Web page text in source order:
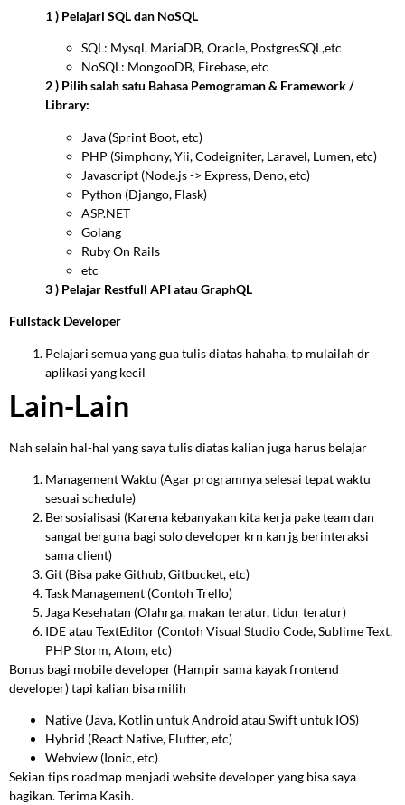
1 ) Pelajari SQL dan NoSQL
SQL: Mysql, MariaDB, Oracle, PostgresSQL,etc
NoSQL: MongooDB, Firebase, etc
2 ) Pilih salah satu Bahasa Pemograman & Framework /
Library:
Java (Sprint Boot, etc)
PHP (Simphony, Yii, Codeigniter, Laravel, Lumen, etc)
Javascript (Node.js -> Express, Deno, etc)
Python (Django, Flask)
ASP.NET
Golang
Ruby On Rails
etc
3 ) Pelajar Restfull API atau GraphQL
Fullstack Developer
Pelajari semua yang gua tulis diatas hahaha, tp mulailah dr
aplikasi yang kecil
Lain-Lain
Nah selain hal-hal yang saya tulis diatas kalian juga harus belajar
Management Waktu (Agar programnya selesai tepat waktu
sesuai schedule)
Bersosialisasi (Karena kebanyakan kita kerja pake team dan
sangat berguna bagi solo developer krn kan jg berinteraksi
sama client)
Git (Bisa pake Github, Gitbucket, etc)
Task Management (Contoh Trello)
Jaga Kesehatan (Olahrga, makan teratur, tidur teratur)
IDE atau TextEditor (Contoh Visual Studio Code, Sublime Text,
PHP Storm, Atom, etc)
Bonus bagi mobile developer (Hampir sama kayak frontend
developer) tapi kalian bisa milih
Native (Java, Kotlin untuk Android atau Swift untuk IOS)
Hybrid (React Native, Flutter, etc)
Webview (Ionic, etc)
Sekian tips roadmap menjadi website developer yang bisa saya
bagikan. Terima Kasih.